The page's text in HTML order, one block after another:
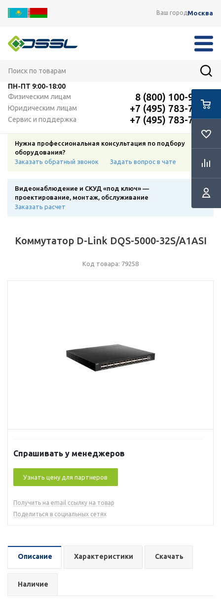
Ваш городМосква
ПН-ПТ 9:00-18:00
Физическим лицам
8 (800) 100-91-12
Юридическим лицам +7 (495) 783-72-87
Сервис и поддержка +7 (495) 783-72-87
Нужна профессиональная консультация по подбору
оборудования?
Заказать обратный звонок
Задать вопрос в чате
Видеонаблюдение и СКУД «под ключ» —
проектирование, монтаж, обслуживание
Заказать расчет
Коммутатор D-Link DQS-5000-32S/A1ASI
Код товара: 79258
Спрашивать у менеджеров
Узнать цену для партнеров
Получить на email ссылку на товар
Поделиться в социальных сетях
Описание Характеристики Скачать
Наличие